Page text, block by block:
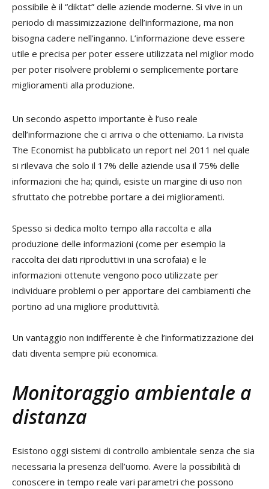
possibile è il “diktat” delle aziende moderne. Si vive in un
periodo di massimizzazione dell’informazione, ma non
bisogna cadere nell’inganno. L’informazione deve essere
utile e precisa per poter essere utilizzata nel miglior modo
per poter risolvere problemi o semplicemente portare
miglioramenti alla produzione.
Un secondo aspetto importante è l’uso reale
dell’informazione che ci arriva o che otteniamo. La rivista
The Economist ha pubblicato un report nel 2011 nel quale
si rilevava che solo il 17% delle aziende usa il 75% delle
informazioni che ha; quindi, esiste un margine di uso non
sfruttato che potrebbe portare a dei miglioramenti.
Spesso si dedica molto tempo alla raccolta e alla
produzione delle informazioni (come per esempio la
raccolta dei dati riproduttivi in una scrofaia) e le
informazioni ottenute vengono poco utilizzate per
individuare problemi o per apportare dei cambiamenti che
portino ad una migliore produttività.
Un vantaggio non indifferente è che l’informatizzazione dei
dati diventa sempre più economica.
Monitoraggio ambientale a
distanza
Esistono oggi sistemi di controllo ambientale senza che sia
necessaria la presenza dell’uomo. Avere la possibilità di
conoscere in tempo reale vari parametri che possono